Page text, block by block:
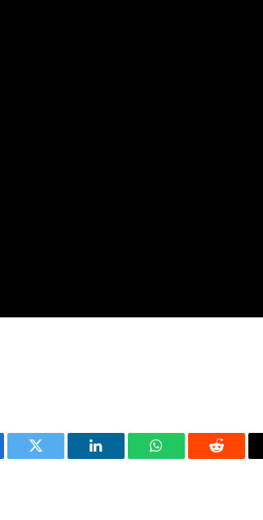
Twitter LinkedIn WhatsAppReddit